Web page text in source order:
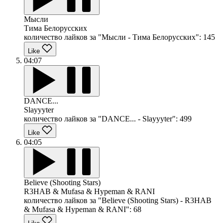
Мысли
Тима Белорусских
количество лайков за "Мысли - Тима Белорусских": 145
Like
04:07
DANCE...
Slayyyter
количество лайков за "DANCE... - Slayyyter": 499
Like
04:05
Believe (Shooting Stars)
R3HAB & Mufasa & Hypeman & RANI
количество лайков за "Believe (Shooting Stars) - R3HAB
& Mufasa & Hypeman & RANI": 68